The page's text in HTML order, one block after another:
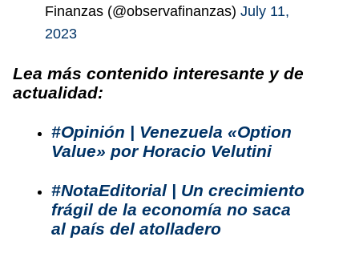
Finanzas (@observafinanzas) July 11,
2023
Lea más contenido interesante y de
actualidad:
#Opinión | Venezuela «Option
Value» por Horacio Velutini
#NotaEditorial | Un crecimiento
frágil de la economía no saca
al país del atolladero